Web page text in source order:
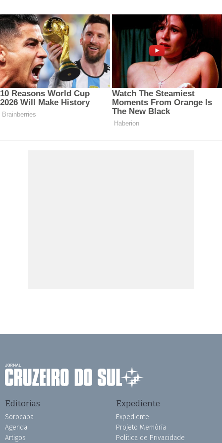
Editorias
Sorocaba
Agenda
Artigos
Expediente
Expediente
Projeto Memória
Política de Privacidade